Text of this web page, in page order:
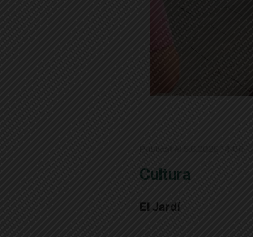
Cultura
El Jardí